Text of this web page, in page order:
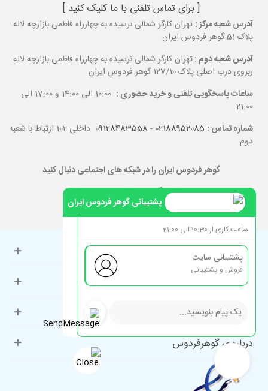
[ برای تماس تلفنی با ما کلیک کنید ]
آدرس شعبه مرکز : تهران کارگر شمالی نرسیده به چهارراه فاطمی بازارچه لاله
پلاک 51 گوهر فردوس ایران
آدرس شعبه دوم :تهران کارگر شمالی نرسیده به چهارراه فاطمی بازارچه لاله
ربروی درب اصلی پلاک 127/10 گوهر فردوس ایران
ساعات پاسخگویی تلفنی و خرید حضوری :
10:00 الی 14:00 و 17:00 الی
21:00
شماره تماس : 02188952085
-
09128483558
داخلی 102 ارتباط با شعبه
دوم
گوهر فردوس ایران را در شبکه های اجتماعی دنبال کنید
حساب کاربری
راهنمای مشتریان
دسته‌بندی‌های پرطرفدار
درباره ی گوهرفردوس
پشتیبانی گوهر فردوس ایران
ساعت کاری از 10:30 الی 21:00
پشتیبانی سایت
فروش و پشتیبانی